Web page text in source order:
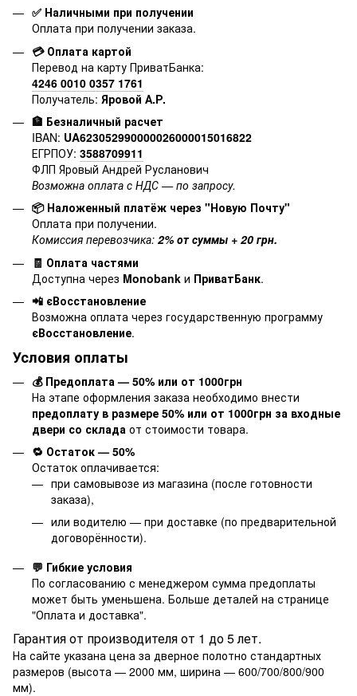
✅ Наличными при получении
Оплата при получении заказа.
💳 Оплата картой
Перевод на карту ПриватБанка:
4246 0010 0357 1761
Получатель: Яровой А.Р.
🏦 Безналичный расчет
IBAN: UA623052990000026000015016822
ЕГРПОУ: 3588709911
ФЛП Яровый Андрей Русланович
Возможна оплата с НДС — по запросу.
📦 Наложенный платёж через "Новую Почту"
Оплата при получении.
Комиссия перевозчика: 2% от суммы + 20 грн.
🧾 Оплата частями
Доступна через Monobank и ПриватБанк.
📲 єВосстановление
Возможна оплата через государственную программу
єВосстановление.
Условия оплаты
💰 Предоплата — 50% или от 1000грн
На этапе оформления заказа необходимо внести
предоплату в размере 50% или от 1000грн за входные
двери со склада от стоимости товара.
🔁 Остаток — 50%
Остаток оплачивается:
при самовывозе из магазина (после готовности
заказа),
или водителю — при доставке (по предварительной
договорённости).
💬 Гибкие условия
По согласованию с менеджером сумма предоплаты
может быть уменьшена. Больше деталей на странице
"Оплата и доставка".
Гарантия от производителя от 1 до 5 лет.
На сайте указана цена за дверное полотно стандартных
размеров (высота — 2000 мм, ширина — 600/700/800/900
мм).